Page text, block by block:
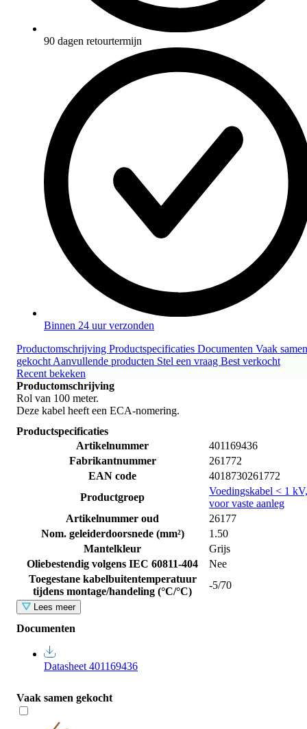
90 dagen retourtermijn
Binnen 24 uur verzonden
Productomschrijving Productspecificaties Documenten Vaak samen
gekocht Aanvullende producten Stel een vraag Best verkocht
Recent bekeken
Productomschrijving
Rol van 100 meter.
Deze kabel heeft een ECA-nomering.
Productspecificaties
Artikelnummer
401169436
Fabrikantnummer
261772
EAN code
4018730261772
Productgroep
Voedingskabel < 1 kV,
voor vaste aanleg
Artikelnummer oud
26177
Nom. geleiderdoorsnede (mm²)
1.50
Mantelkleur
Grijs
Oliebestendig volgens IEC 60811-404
Nee
Toegestane kabelbuitentemperatuur
tijdens montage/handeling (°C/°C)
-5/70
Lees meer
Documenten
Datasheet 401169436
Vaak samen gekocht